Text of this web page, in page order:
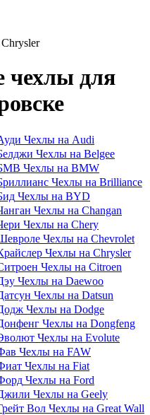
чехлы для
Чехлы на Audi
Чехлы на Belgee
Чехлы на BMW
Чехлы на Brilliance
Чехлы на BYD
Чехлы на Changan
Чехлы на Chery
Чехлы на Chevrolet
Чехлы на Chrysler
Чехлы на Citroen
Чехлы на Daewoo
Чехлы на Datsun
Чехлы на Dodge
Чехлы на Dongfeng
Чехлы на Evolute
Чехлы на FAW
Чехлы на Fiat
Чехлы на Ford
Чехлы на Geely
Чехлы на Great Wall